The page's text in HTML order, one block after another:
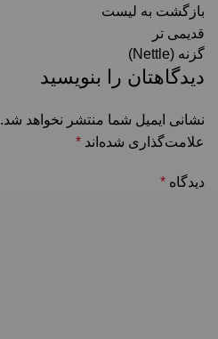
بازگشت به لیست
قدیمی تر
گزنه (Nettle)
دیدگاهتان را بنویسید
نشانی ایمیل شما منتشر نخواهد شد.
علامت‌گذاری شده‌اند *
دیدگاه *